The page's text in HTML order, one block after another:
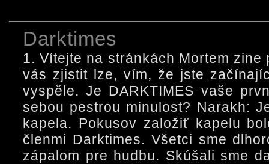
Darktimes
1. Vítejte na stránkách Mortem zine
vás zjistit lze, vím, že jste
vyspěle. Je DARKTIMES vaše
sebou pestrou minulost? Narakh:
kapela. Pokusov založiť kapelu
členmi Darktimes. Všetci sme
zápalom pre hudbu. Skúšali sme